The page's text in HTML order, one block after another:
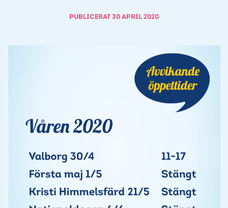
PUBLICERAT 30 APRIL 2020